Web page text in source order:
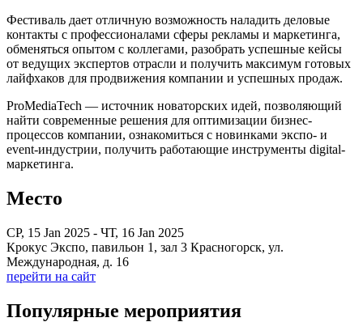
Фестиваль дает отличную возможность наладить деловые
контакты с профессионалами сферы рекламы и маркетинга,
обменяться опытом с коллегами, разобрать успешные кейсы
от ведущих экспертов отрасли и получить максимум готовых
лайфхаков для продвижения компании и успешных продаж.
ProMediaTech — источник новаторских идей, позволяющий
найти современные решения для оптимизации бизнес-
процессов компании, ознакомиться с новинками экспо- и
event-индустрии, получить работающие инструменты digital-
маркетинга.
Место
СР, 15 Jan 2025 - ЧТ, 16 Jan 2025
Крокус Экспо, павильон 1, зал 3 Красногорск, ул.
Международная, д. 16
перейти на сайт
Популярные мероприятия